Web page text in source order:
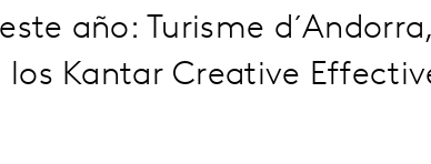
año: Turisme
los Kantar Creative